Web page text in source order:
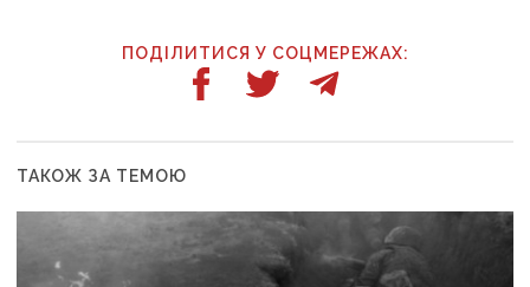
ПОДІЛИТИСЯ У СОЦМЕРЕЖАХ:
ТАКОЖ ЗА ТЕМОЮ